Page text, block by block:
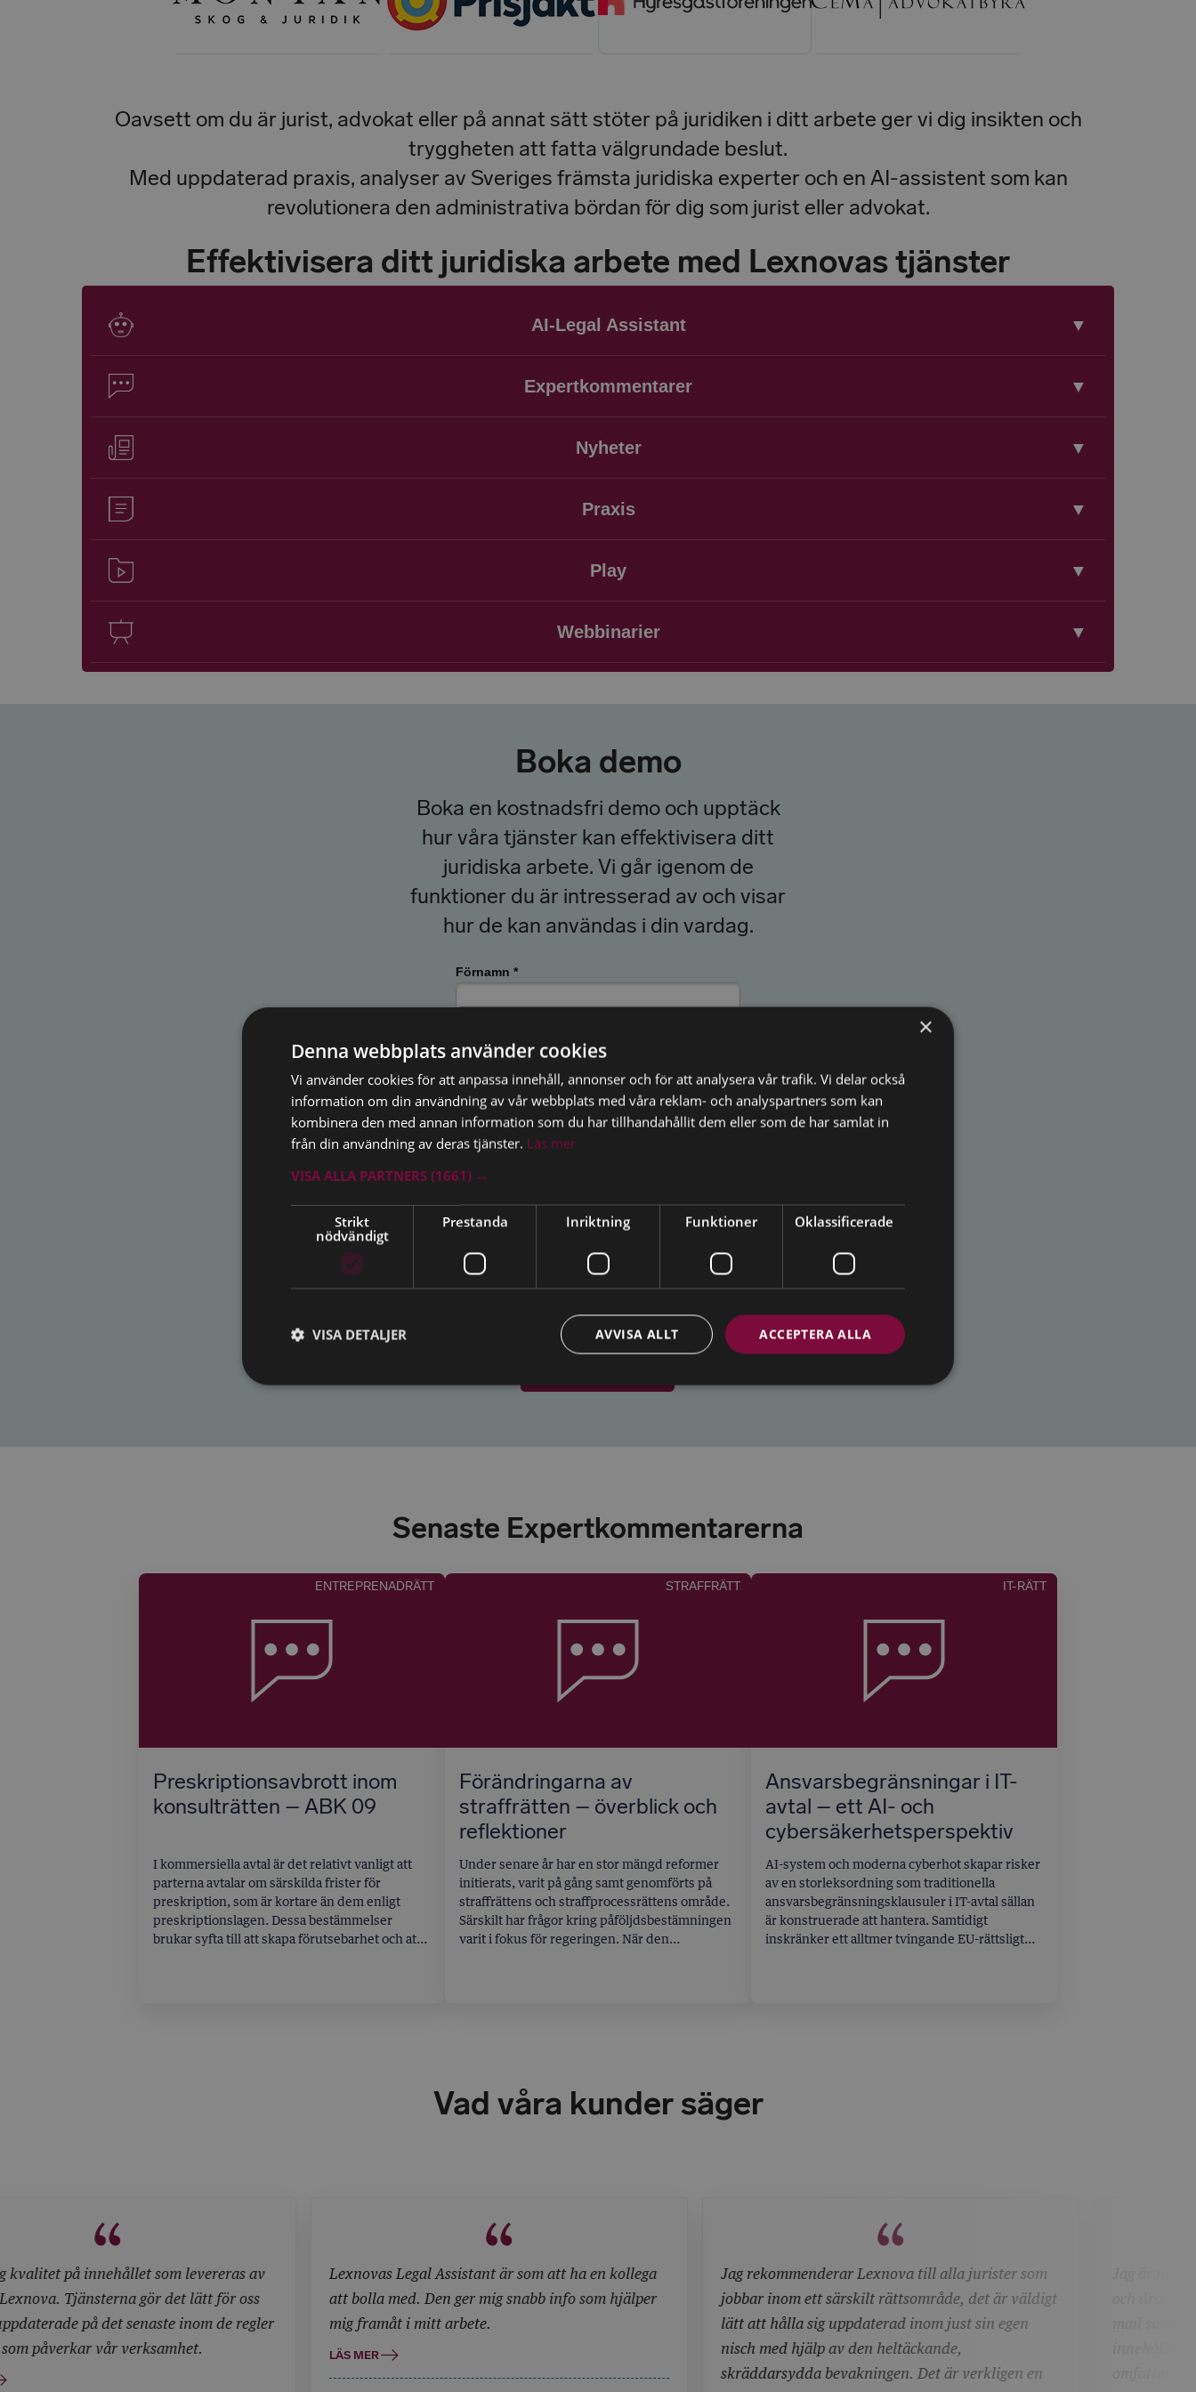
Oavsett om du är jurist, advokat eller på annat sätt stöter på juridiken i ditt arbete ger vi dig insikten och
tryggheten att fatta välgrundade beslut.
Med uppdaterad praxis, analyser av Sveriges främsta juridiska experter och en AI-assistent som kan
revolutionera den administrativa bördan för dig som jurist eller advokat.
Effektivisera ditt juridiska arbete med Lexnovas tjänster
AI-Legal Assistant ▼
Expertkommentarer ▼
Nyheter ▼
Praxis ▼
Play ▼
Webbinarier ▼
Boka demo
Boka en kostnadsfri demo och upptäck
hur våra tjänster kan effektivisera ditt
juridiska arbete. Vi går igenom de
funktioner du är intresserad av och visar
hur de kan användas i din vardag.
Senaste Expertkommentarerna
ENTREPRENADRÄTT
Preskriptionsavbrott inom
konsulträtten – ABK 09
I kommersiella avtal är det relativt vanligt att
parterna avtalar om särskilda frister för
preskription, som är kortare än dem enligt
preskriptionslagen. Dessa bestämmelser
brukar syfta till att skapa förutsebarhet och att
STRAFFRÄTT
Förändringarna av
straffrätten – överblick och
reflektioner
Under senare år har en stor mängd reformer
initierats, varit på gång samt genomförts på
straffrättens och straffprocessrättens område.
Särskilt har frågor kring påföljdsbestämningen
varit i fokus för regeringen. När den
IT-RÄTT
Ansvarsbegränsningar i IT-
avtal – ett AI- och
cybersäkerhetsperspektiv
AI-system och moderna cyberhot skapar risker
av en storleksordning som traditionella
ansvarsbegränsningsklausuler i IT-avtal sällan
är konstruerade att hantera. Samtidigt
inskränker ett alltmer tvingande EU-rättsligt
Vad våra kunder säger
Jag är nöjd med utbudet inom mina
och drar nytta av regelbundna uppdateringar per
mail samt finner stöd i det mer djupgående
innehållet. För alla som letar efter en pålitlig och
omfattande resurs för att stödja sin juridiska
av
Lexnovas Legal Assistant är som att ha en kollega
att bolla med. Den ger mig snabb info som hjälper
mig framåt i mitt arbete.
LÄS MER
Jag rekommenderar Lexnova till alla jurister som
jobbar inom ett särskilt rättsområde, det är väldigt
lätt att hålla sig uppdaterad inom just sin egen
skräddarsydda bevakningen. Det är verkligen en
×
Denna webbplats använder cookies
Vi använder cookies för att anpassa innehåll, annonser och för att analysera vår trafik. Vi delar också
information om din användning av vår webbplats med våra reklam- och analyspartners som kan
kombinera den med annan information som du har tillhandahållit dem eller som de har samlat in
från din användning av deras tjänster. Läs mer
VISA ALLA PARTNERS (1661) →
Strikt
nödvändigt
Prestanda Inriktning Funktioner Oklassificerade
ACCEPTERA ALLA
AVVISA ALLT
VISA DETALJER